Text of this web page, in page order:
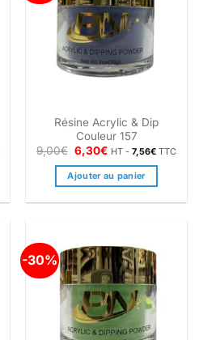
Résine Acrylic & Dip
Couleur 157
9,00€ Le
prix
initial
était :
6,30€Le
actuel
est :
HT -7,56€ TTC
Ajouter au panier
-30%